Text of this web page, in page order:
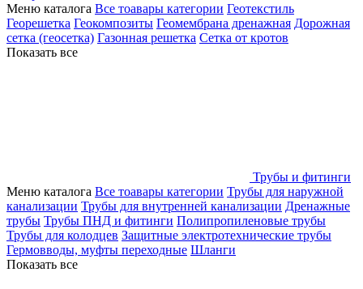
Меню каталога Все тоавары категории Геотекстиль
Георешетка Геокомпозиты Геомембрана дренажная Дорожная
сетка (геосетка) Газонная решетка Сетка от кротов
Показать все
Трубы и фитинги
Меню каталога Все тоавары категории Трубы для наружной
канализации Трубы для внутренней канализации Дренажные
трубы Трубы ПНД и фитинги Полипропиленовые трубы
Трубы для колодцев Защитные электротехнические трубы
Гермовводы, муфты переходные Шланги
Показать все